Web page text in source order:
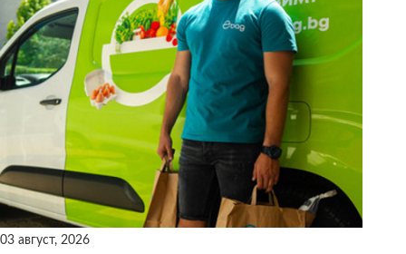
03 август, 2026